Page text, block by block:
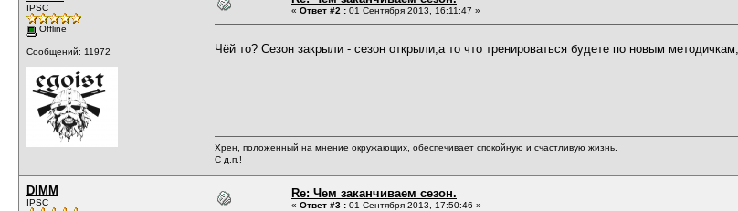
IPSC
Offline
Сообщений: 11972
« Ответ #2 : 01 Сентября 2013, 16:11:47 »
Чёй то? Сезон закрыли - сезон открыли,а то что тренироваться будете по новым
Хрен, положенный на мнение окружающих, обеспечивает спокойную и счастливую жизнь.
С д.п.!
DIMM
IPSC
Re: Чем заканчиваем сезон.
« Ответ #3 : 01 Сентября 2013, 17:50:46 »